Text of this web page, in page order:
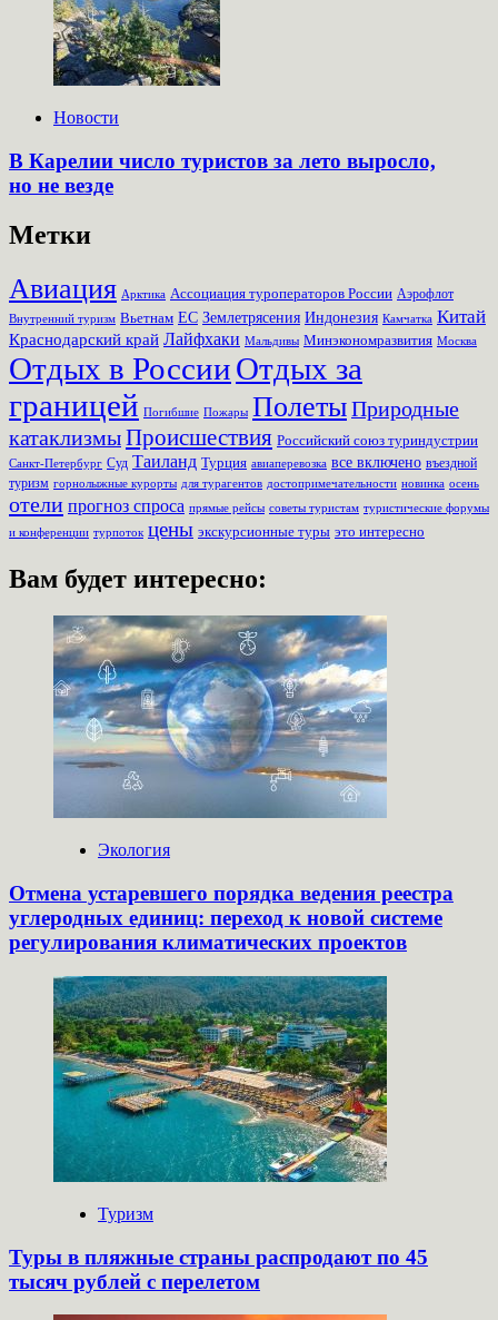
Новости
В Карелии число туристов за лето выросло,
но не везде
Метки
Авиация Арктика Ассоциация туроператоров России Аэрофлот
Внутренний туризм Вьетнам ЕС Землетрясения Индонезия Камчатка Китай
Краснодарский край Лайфхаки Мальдивы Минэкономразвития Москва
Отдых в РоссииОтдых за
границей Погибшие Пожары ПолетыПриродные
катаклизмыПроисшествия Российский союз туриндустрии
Санкт-Петербург Суд Таиланд Турция авиаперевозка все включено въездной
туризм горнолыжные курорты для турагентов достопримечательности новинка осень
отели прогноз спроса прямые рейсы советы туристам туристические форумы
и конференции турпоток цены экскурсионные туры это интересно
Вам будет интересно:
Экология
Отмена устаревшего порядка ведения реестра
углеродных единиц: переход к новой системе
регулирования климатических проектов
Туризм
Туры в пляжные страны распродают по 45
тысяч рублей с перелетом